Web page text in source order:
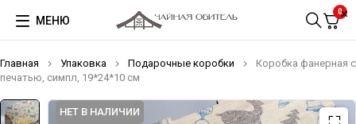
МЕНЮ
0
Главная Упаковка Подарочные коробки
Коробка фанерная с
печатью, симпл, 19*24*10 см
НЕТ В НАЛИЧИИ